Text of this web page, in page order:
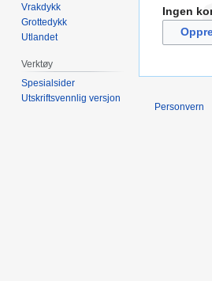
Ingen
Vrakdykk
Grottedykk
Utlandet
Verktøy
Spesialsider
Utskriftsvennlig versjon
Personvern